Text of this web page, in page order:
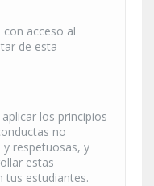
acceso al
de esta
los principios
no
y respetuosas, y
estas
tus estudiantes.